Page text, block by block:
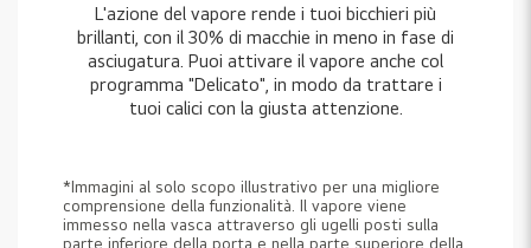
L'azione del vapore rende i tuoi bicchieri più
brillanti, con il 30% di macchie in meno in fase di
asciugatura. Puoi attivare il vapore anche col
programma "Delicato", in modo da trattare i
tuoi calici con la giusta attenzione.
*Immagini al solo scopo illustrativo per una migliore
comprensione della funzionalità. Il vapore viene
immesso nella vasca attraverso gli ugelli posti sulla
parte inferiore della porta e nella parte superiore della